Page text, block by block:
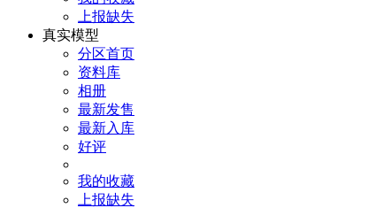
上报缺失
真实模型
分区首页
资料库
相册
最新发售
最新入库
好评
我的收藏
上报缺失